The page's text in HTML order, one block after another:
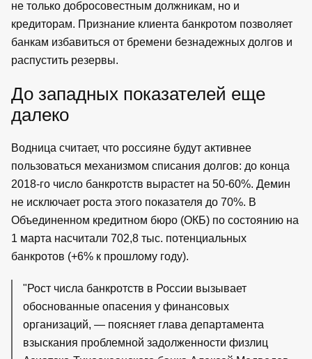
не только добросовестным должникам, но и
кредиторам. Признание клиента банкротом позволяет
банкам избавиться от бремени безнадежных долгов и
распустить резервы.
До западных показателей еще
далеко
Водница считает, что россияне будут активнее
пользоваться механизмом списания долгов: до конца
2018-го число банкротств вырастет на 50-60%. Демин
не исключает роста этого показателя до 70%. В
Объединенном кредитном бюро (ОКБ) по состоянию на
1 марта насчитали 702,8 тыс. потенциальных
банкротов (+6% к прошлому году).
"Рост числа банкротств в России вызывает
обоснованные опасения у финансовых
организаций, — поясняет глава департамента
взыскания проблемной задолженности физлиц